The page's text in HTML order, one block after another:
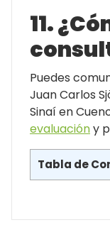
11.
Puedes
Juan Carlos
Sinaí en
evaluacióny
Tabla de